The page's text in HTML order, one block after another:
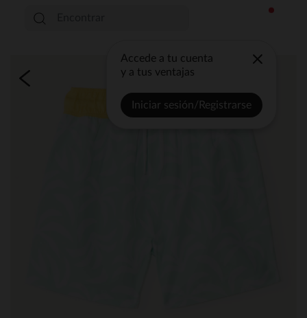
Accede a tu cuenta
y a tus ventajas
Iniciar sesión/Registrarse